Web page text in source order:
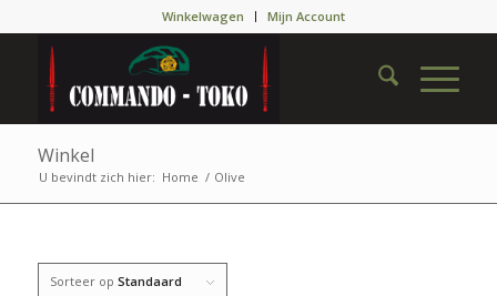
Winkelwagen Mijn Account
Winkel
U bevindt zich hier: Home / Olive
Sorteer op Standaard